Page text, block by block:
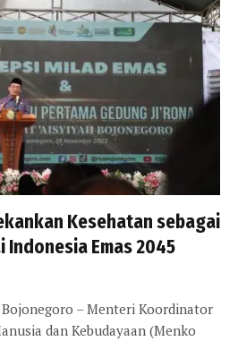
Kesehatan sebagai
Indonesia Emas 2045
Bojonegoro – Menteri Koordinator
dan Kebudayaan (Menko